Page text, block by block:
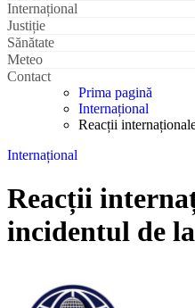
Internațional
Justiție
Sănătate
Meteo
Contact
Prima pagină
Internațional
Reacții
Internațional
Reacții
incidentul de